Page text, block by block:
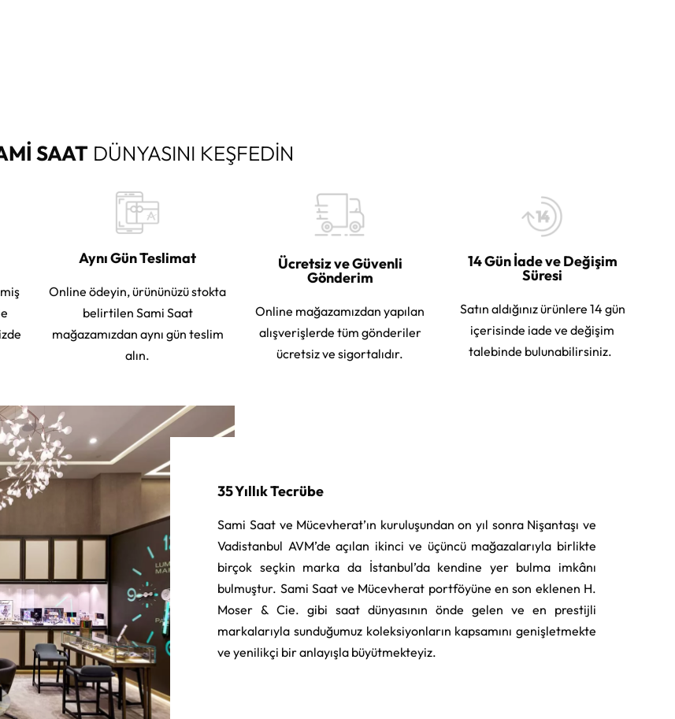
SAATDÜNYASINI KEŞFEDİN
Aynı Gün Teslimat
Online ödeyin, ürününüzü stokta
belirtilen Sami Saat
mağazamızdan aynı gün teslim
alın.
Ücretsiz ve Güvenli
Gönderim
Online mağazamızdan yapılan
alışverişlerde tüm gönderiler
ücretsiz ve sigortalıdır.
14 Gün İade ve Değişim
Süresi
Satın aldığınız ürünlere 14 gün
içerisinde iade ve değişim
talebinde bulunabilirsiniz.
35 Yıllık Tecrübe
Sami Saat ve Mücevherat’ın kuruluşundan on yıl sonra Nişantaşı ve
Vadistanbul AVM’de açılan ikinci ve üçüncü mağazalarıyla birlikte
birçok seçkin marka da İstanbul’da kendine yer bulma imkânı
bulmuştur. Sami Saat ve Mücevherat portföyüne en son eklenen H.
Moser & Cie. gibi saat dünyasının önde gelen ve en prestijli
markalarıyla sunduğumuz koleksiyonların kapsamını genişletmekte
ve yenilikçi bir anlayışla büyütmekteyiz.